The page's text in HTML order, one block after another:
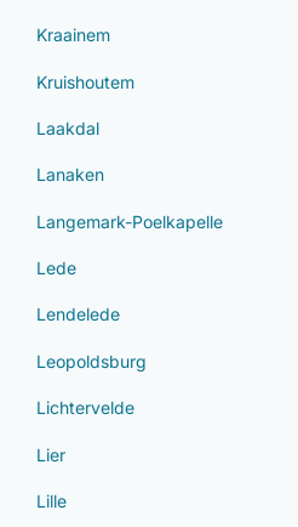
Kraainem
Kruishoutem
Laakdal
Lanaken
Langemark-Poelkapelle
Lede
Lendelede
Leopoldsburg
Lichtervelde
Lier
Lille